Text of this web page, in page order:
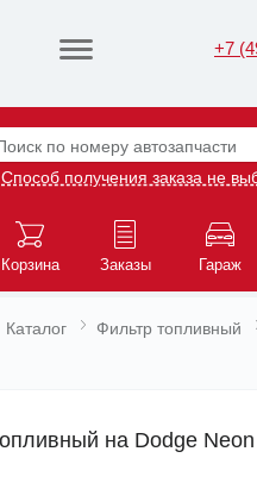
+7
по номеру автозапчасти
Способ получения заказа не
Корзина Заказы Гараж
Каталог Фильтр топливный
на Dodge Neon